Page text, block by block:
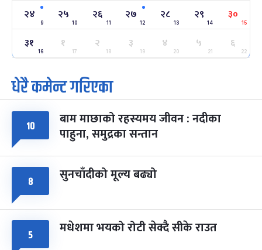
सोम फाल्गुन २४, २०८३- Mar 8, 2027
२५
मंगल
ग्याल्पो ल्होसार
फाल्गुन २५, २०८३ Mar 9, 2027
७ महिना बाँकी
७
आइत
पूर्णिमा व्रत
चैत्र ७, २०८३-Mar 21, 2027
८ फागुपूर्णिमा
चैत्र ८, २०८३-Mar 22, 2027
७ महिना बाँकी
२४
9
२५
10
२६
11
२७
12
२८
13
२९
14
३०
15
३१
16
१
17
२
18
३
19
४
20
५
21
६
22
धेरै कमेन्ट गरिएका
१० बाम माछाको रहस्यमय जीवन : नदीका
पाहुना, समुद्रका सन्तान
८ सुनचाँदीको मूल्य बढ्यो
५ मधेशमा भयको रोटी सेक्दै सीके राउत